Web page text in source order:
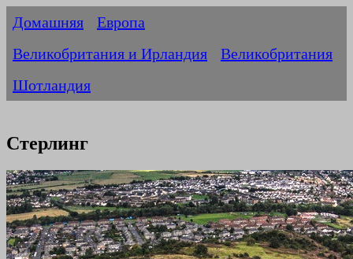
Домашняя
Европа
Великобритания и Ирландия
Великобритания
Шотландия
Стерлинг